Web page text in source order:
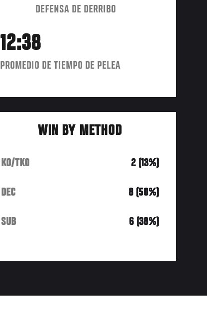
DEFENSA DE DERRIBO
12:38
PROMEDIO DE TIEMPO DE PELEA
WIN BY METHOD
KO/TKO 2 (13%)
DEC 8 (50%)
SUB 6 (38%)